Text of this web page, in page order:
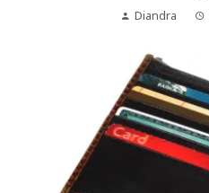
Diandra